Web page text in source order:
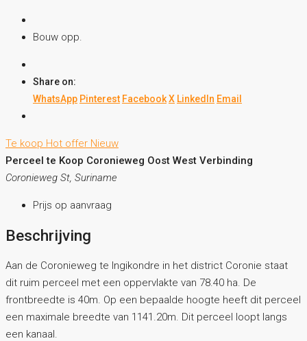
Bouw opp.
Share on:
WhatsApp Pinterest FacebookX LinkedIn Email
Te koop Hot offer Nieuw
Perceel te Koop Coronieweg Oost West Verbinding
Coronieweg St, Suriname
Prijs op aanvraag
Beschrijving
Aan de Coronieweg te Ingikondre in het district Coronie staat
dit ruim perceel met een oppervlakte van 78.40 ha. De
frontbreedte is 40m. Op een bepaalde hoogte heeft dit perceel
een maximale breedte van 1141.20m. Dit perceel loopt langs
een kanaal.